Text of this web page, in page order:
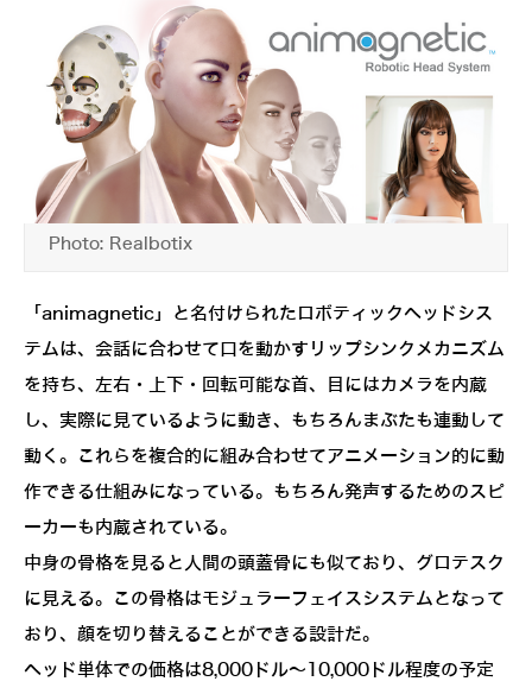
Photo: Realbotix
「animagnetic」と名付けられたロボティックヘッドシス
テムは、会話に合わせて口を動かすリップシンクメカニズム
を持ち、左右・上下・回転可能な首、目にはカメラを内蔵
し、実際に見ているように動き、もちろんまぶたも連動して
動く。これらを複合的に組み合わせてアニメーション的に動
作できる仕組みになっている。もちろん発声するためのスピ
ーカーも内蔵されている。
中身の骨格を見ると人間の頭蓋骨にも似ており、グロテスク
に見える。この骨格はモジュラーフェイスシステムとなって
おり、顔を切り替えることができる設計だ。
ヘッド単体での価格は8,000ドル～10,000ドル程度の予定